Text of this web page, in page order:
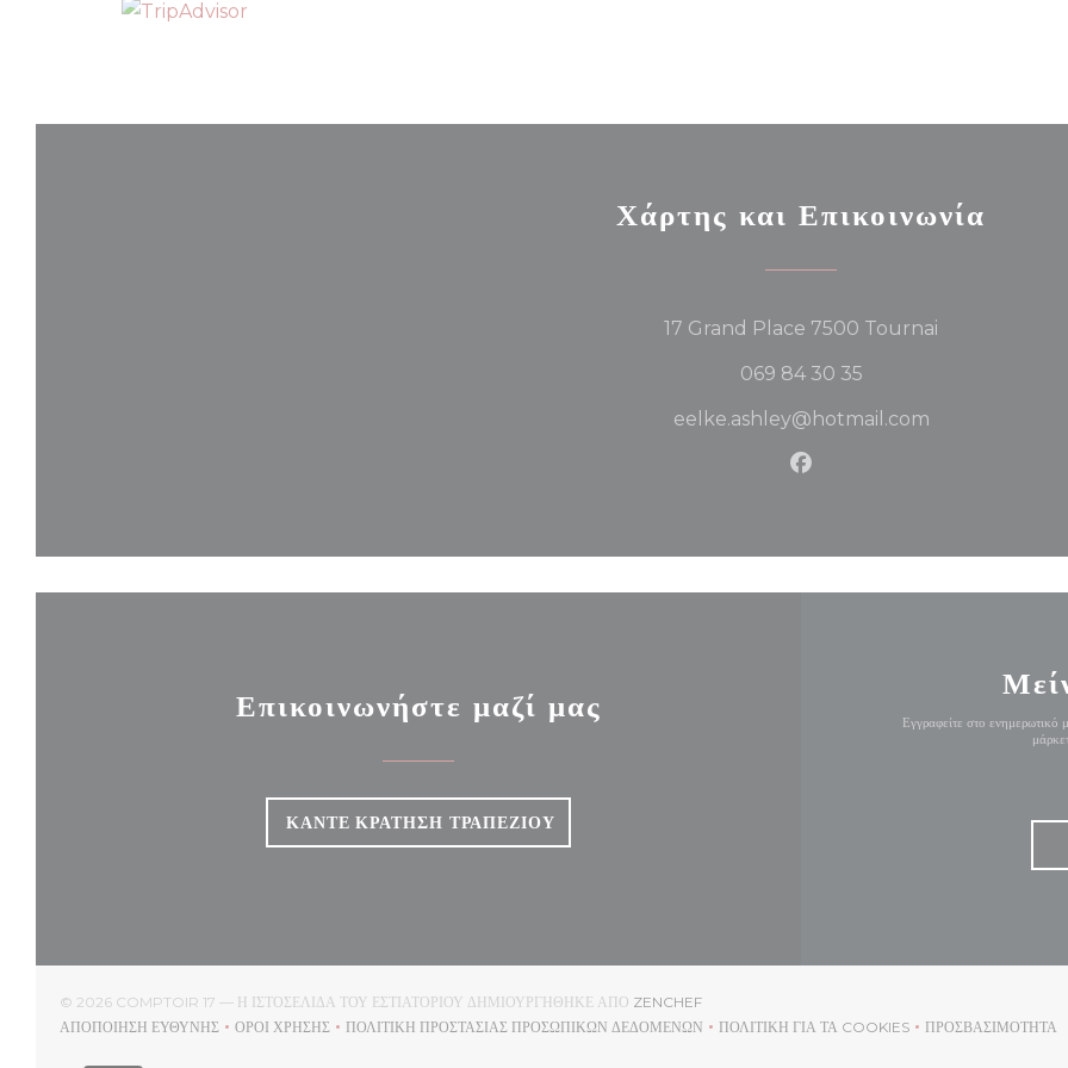
Χάρτης και Επικοινωνία
17 Grand Place 7500 Tournai
069 84 30 35
eelke.ashley@hotmail.com
Facebook ((ανοίγει σε νέο
Επικοινωνήστε μαζί μας
ΚΆΝΤΕ ΚΡΆΤΗΣΗ ΤΡΑΠΕΖΙΟΎ
Εγγραφείτε στο ενημερωτικό
© 2026 COMPTOIR 17 — Η ΙΣΤΟΣΕΛΊΔΑ ΤΟΥ ΕΣΤΙΑΤΟΡΊΟΥ ΔΗΜΙΟΥΡΓΉΘΗΚΕ ΑΠΌ ZENCHEF((ΑΝΟΊΓΕΙ ΣΕ ΝΈΟ ΠΑΡΆΘΥΡΟ))
ΑΠΟΠΟΊΗΣΗ ΕΥΘΎΝΗΣ
((ΑΝΟΊΓΕΙ ΣΕ ΝΈΟ ΠΑΡΆΘΥΡΟ))
ΌΡΟΙ ΧΡΉΣΗΣ
((ΑΝΟΊΓΕΙ ΣΕ ΝΈΟ ΠΑΡΆΘΥΡΟ))
ΠΟΛΙΤΙΚΉ ΠΡΟΣΤΑΣΊΑΣ ΠΡΟΣΩΠΙΚΏΝ ΔΕΔΟΜΈΝΩΝ
((ΑΝΟΊΓΕΙ ΣΕ ΝΈΟ ΠΑΡΆΘΥΡΟ))
ΠΟΛΙΤΙΚΉ ΓΙΑ ΤΑ COOKIES
((ΑΝΟΊΓΕΙ ΣΕ ΝΈΟ ΠΑΡΆΘΥΡΟ))
ΠΡΟΣΒΑΣΙΜΌΤΗΤΑ
((ΑΝΟΊΓΕΙ